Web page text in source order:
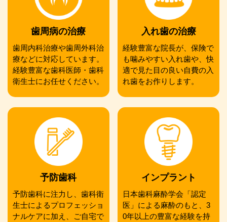
歯周病の治療
歯周内科治療や歯周外科治
療などに対応しています。
経験豊富な歯科医師・歯科
衛生士にお任せください。
入れ歯の治療
経験豊富な院長が、保険で
も噛みやすい入れ歯や、快
適で見た目の良い自費の入
れ歯をお作りします。
予防歯科
予防歯科に注力し、歯科衛
生士によるプロフェッショ
ナルケアに加え、ご自宅で
インプラント
日本歯科麻酔学会「認定
医」による麻酔のもと、3
0年以上の豊富な経験を持